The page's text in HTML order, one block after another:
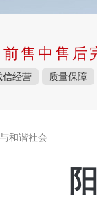
前售中售后
信经营 质量保障
和谐社会